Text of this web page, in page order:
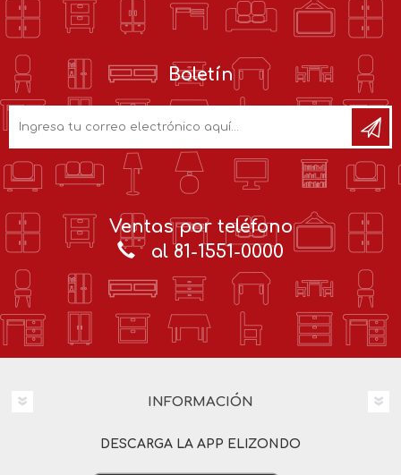
Boletín
Ventas por teléfono
al 81-1551-0000
INFORMACIÓN
DESCARGA LA APP ELIZONDO